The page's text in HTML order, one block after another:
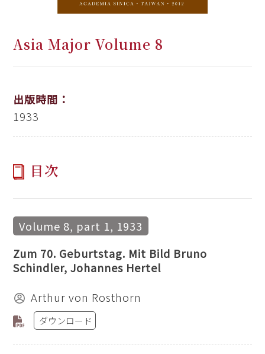
Asia Major Volume 8
出版時間：
1933
目次
Volume 8, part 1, 1933
Zum 70. Geburtstag. Mit Bild Bruno
Schindler, Johannes Hertel
Arthur von Rosthorn
ダウンロード